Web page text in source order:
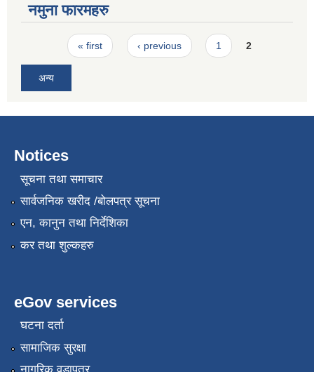
नमुना फारमहरु
Pages« first ‹ previous 1 2
अन्य
Notices
सूचना तथा समाचार
सार्वजनिक खरीद /बोलपत्र सूचना
एन, कानुन तथा निर्देशिका
कर तथा शुल्कहरु
eGov services
घटना दर्ता
सामाजिक सुरक्षा